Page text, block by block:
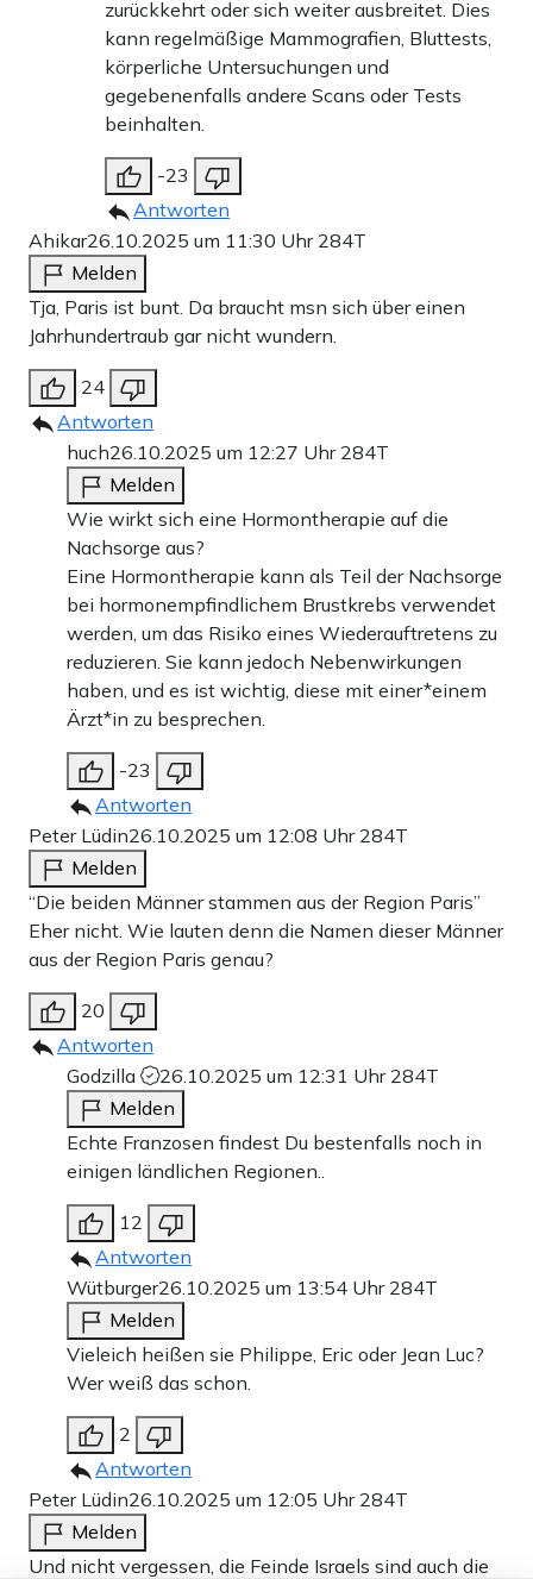
zurückkehrt oder sich weiter ausbreitet. Dies
kann regelmäßige Mammografien, Bluttests,
körperliche Untersuchungen und
gegebenenfalls andere Scans oder Tests
beinhalten.
-23
Antworten
Ahikar26.10.2025 um 11:30 Uhr 284T
Melden
Tja, Paris ist bunt. Da braucht msn sich über einen
Jahrhundertraub gar nicht wundern.
24
Antworten
huch26.10.2025 um 12:27 Uhr 284T
Melden
Wie wirkt sich eine Hormontherapie auf die
Nachsorge aus?
Eine Hormontherapie kann als Teil der Nachsorge
bei hormonempfindlichem Brustkrebs verwendet
werden, um das Risiko eines Wiederauftretens zu
reduzieren. Sie kann jedoch Nebenwirkungen
haben, und es ist wichtig, diese mit einer*einem
Ärzt*in zu besprechen.
-23
Antworten
Peter Lüdin26.10.2025 um 12:08 Uhr 284T
Melden
“Die beiden Männer stammen aus der Region Paris”
Eher nicht. Wie lauten denn die Namen dieser Männer
aus der Region Paris genau?
20
Antworten
Godzilla
26.10.2025 um 12:31 Uhr 284T
Melden
Echte Franzosen findest Du bestenfalls noch in
einigen ländlichen Regionen..
12
Antworten
Wütburger26.10.2025 um 13:54 Uhr 284T
Melden
Vieleich heißen sie Philippe, Eric oder Jean Luc?
Wer weiß das schon.
2
Antworten
Peter Lüdin26.10.2025 um 12:05 Uhr 284T
Melden
Und nicht vergessen, die Feinde Israels sind auch die